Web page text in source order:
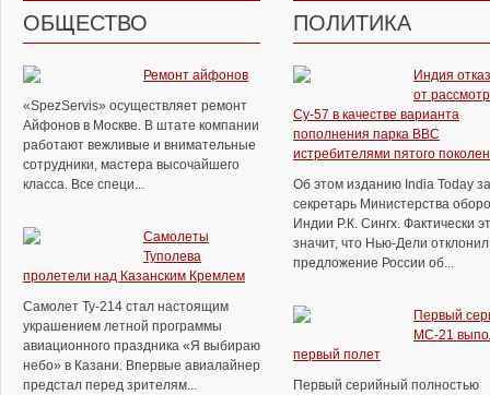
ОБЩЕСТВО
Ремонт айфонов
«SpezServis» осуществляет ремонт
Айфонов в Москве. В штате компании
работают вежливые и внимательные
сотрудники, мастера высочайшего
класса. Все специ...
Самолеты
Туполева
пролетели над Казанским Кремлем
Самолет Ту-214 стал настоящим
украшением летной программы
авиационного праздника «Я выбираю
небо» в Казани. Впервые авиалайнер
предстал перед зрителям...
ПОЛИТИКА
Индия
от
Су-57 в качестве варианта
пополнения парка ВВС
истребителями пятого
Об этом изданию India Today
секретарь Министерства
Индии Р.К. Сингх. Фактически
значит, что Нью-Дели отклонил
предложение России об...
Первый
МС-21
первый полет
Первый серийный полностью